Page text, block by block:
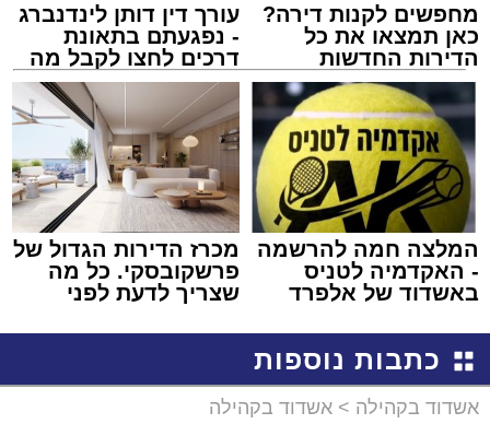
מחפשים לקנות דירה?
כאן תמצאו את כל
הדירות החדשות
למכירה באשדוד >>>
עורך דין דותן לינדנברג
- נפגעתם בתאונת
דרכים לחצו לקבל מה
שמגיע לכם
המלצה חמה להרשמה
- האקדמיה לטניס
באשדוד של אלפרד
מכרז הדירות הגדול של
פרשקובסקי. כל מה
שצריך לדעת לפני
באשדוד
כתבות נוספות
אשדוד בקהילה > אשדוד בקהילה